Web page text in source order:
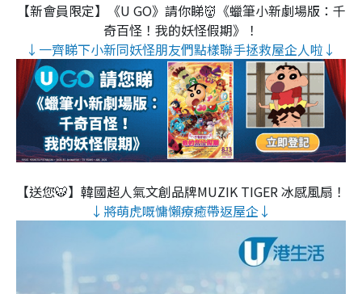
【新會員限定】《U GO》請你睇👹《蠟筆小新劇場版：千
奇百怪！我的妖怪假期》！
↓一齊睇下小新同妖怪朋友們點樣聯手拯救屋企人啦↓
【送您🐯】韓國超人氣文創品牌MUZIK TIGER 冰感風扇！
↓將萌虎嘅慵懶療癒帶返屋企↓